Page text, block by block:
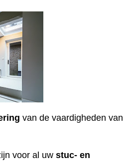
van de vaardigheden van
voor al uwstuc- en